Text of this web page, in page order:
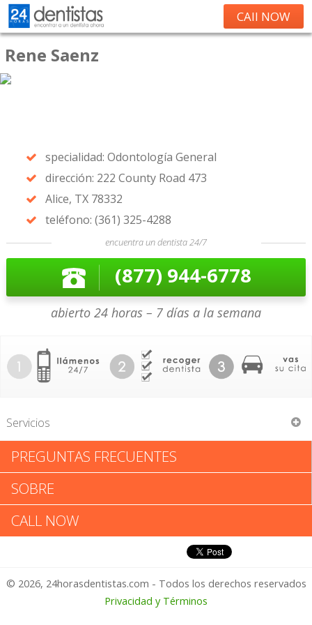
CAll NOW
Rene Saenz
specialidad: Odontología General
dirección: 222 County Road 473
Alice, TX 78332
teléfono: (361) 325-4288
encuentra un dentista 24/7
(877) 944-6778
abierto 24 horas – 7 días a la semana
Servicios
Rene Saenz
Rene Saenz: Califica tu
Experiencia
1 – No Feliz
PREGUNTAS FRECUENTES
SOBRE
CALL NOW
© 2026, 24horasdentistas.com - Todos los derechos reservados
Privacidad y Términos